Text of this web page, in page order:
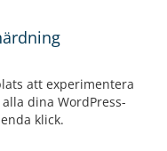
att experimentera
dina WordPress-
klick.